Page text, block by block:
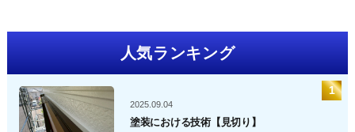
人気ランキング
2025.09.04
塗装における技術【見切り】